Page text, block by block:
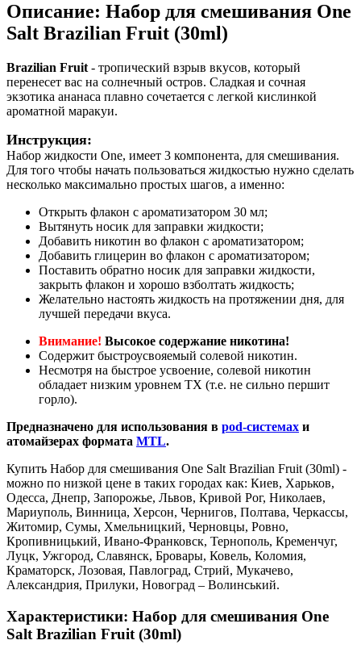
Описание: Набор для смешивания One
Salt Brazilian Fruit (30ml)
Brazilian Fruit - тропический взрыв вкусов, который
перенесет вас на солнечный остров. Сладкая и сочная
экзотика ананаса плавно сочетается с легкой кислинкой
ароматной маракуи.
Инструкция:
Набор жидкости One, имеет 3 компонента, для смешивания.
Для того чтобы начать пользоваться жидкостью нужно сделать
несколько максимально простых шагов, а именно:
Открыть флакон с ароматизатором 30 мл;
Вытянуть носик для заправки жидкости;
Добавить никотин во флакон с ароматизатором;
Добавить глицерин во флакон с ароматизатором;
Поставить обратно носик для заправки жидкости,
закрыть флакон и хорошо взболтать жидкость;
Желательно настоять жидкость на протяжении дня, для
лучшей передачи вкуса.
Внимание! Высокое содержание никотина!
Содержит быстроусвояемый солевой никотин.
Несмотря на быстрое усвоение, солевой никотин
обладает низким уровнем ТХ (т.е. не сильно першит
горло).
Предназначено для использования в pod-системах и
атомайзерах формата MTL.
Купить Набор для смешивания One Salt Brazilian Fruit (30ml) -
можно по низкой цене в таких городах как: Киев, Харьков,
Одесса, Днепр, Запорожье, Львов, Кривой Рог, Николаев,
Мариуполь, Винница, Херсон, Чернигов, Полтава, Черкассы,
Житомир, Сумы, Хмельницкий, Черновцы, Ровно,
Кропивницький, Ивано-Франковск, Тернополь, Кременчуг,
Луцк, Ужгород, Славянск, Бровары, Ковель, Коломия,
Краматорск, Лозовая, Павлоград, Стрий, Мукачево,
Александрия, Прилуки, Новоград – Волинський.
Характеристики: Набор для смешивания One
Salt Brazilian Fruit (30ml)